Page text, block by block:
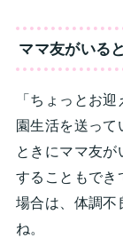
ママ友がいる
「ちょっとお
園生活を送って
ときにママ友が
することもでき
場合は、体調不
ね。